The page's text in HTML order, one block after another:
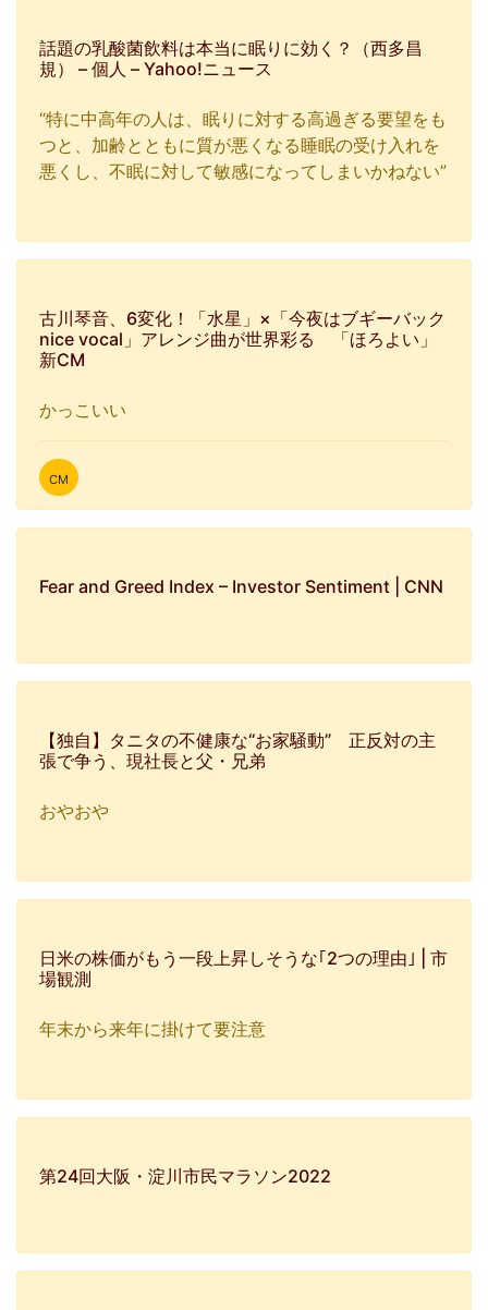
話題の乳酸菌飲料は本当に眠りに効く？（西多昌
規） – 個人 – Yahoo!ニュース
“特に中高年の人は、眠りに対する高過ぎる要望をも
つと、加齢とともに質が悪くなる睡眠の受け入れを
悪くし、不眠に対して敏感になってしまいかねない”
古川琴音、6変化！「水星」×「今夜はブギーバック
nice vocal」アレンジ曲が世界彩る 「ほろよい」
新CM
かっこいい
CM
Fear and Greed Index – Investor Sentiment | CNN
【独自】タニタの不健康な“お家騒動” 正反対の主
張で争う、現社長と父・兄弟
おやおや
日米の株価がもう一段上昇しそうな｢2つの理由｣ | 市
場観測
年末から来年に掛けて要注意
第24回大阪・淀川市民マラソン2022